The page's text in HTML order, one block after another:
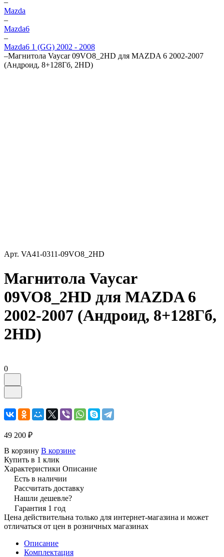
–
Mazda
–
Mazda6
–
Mazda6 1 (GG) 2002 - 2008
–Магнитола Vaycar 09VO8_2HD для MAZDA 6 2002-2007
(Андроид, 8+128Гб, 2HD)
Арт. VA41-0311-09VO8_2HD
Магнитола Vaycar
09VO8_2HD для MAZDA 6
2002-2007 (Андроид, 8+128Гб,
2HD)
0
49 200 ₽
В корзину В корзине
Купить в 1 клик
Характеристики Описание
Есть в наличии
Рассчитать доставку
Нашли дешевле?
Гарантия 1 год
Цена действительна только для интернет-магазина и может
отличаться от цен в розничных магазинах
Описание
Комплектация